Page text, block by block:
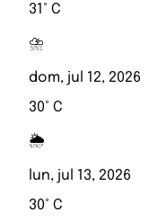
31° C
⛈️
dom, jul 12, 2026
30° C
🌦️
lun, jul 13, 2026
30° C